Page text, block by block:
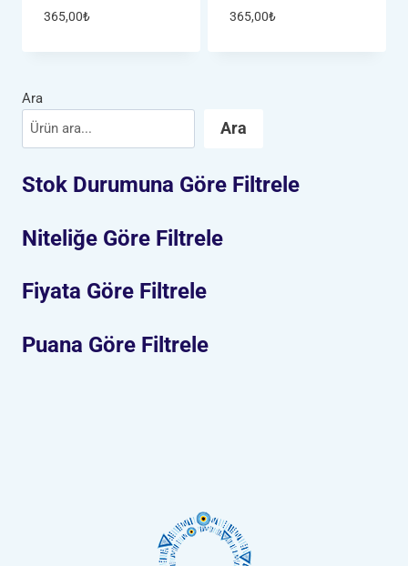
365,00₺ 365,00₺
Ara
Ara
Stok Durumuna Göre Filtrele
Niteliğe Göre Filtrele
Fiyata Göre Filtrele
Puana Göre Filtrele